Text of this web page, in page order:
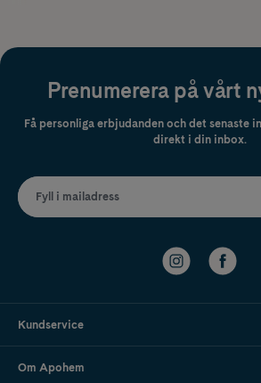
Prenumerera på vårt
Få personliga erbjudanden och det senaste
direkt i din inbox.
Fyll i mailadress
Kundservice
Om Apohem